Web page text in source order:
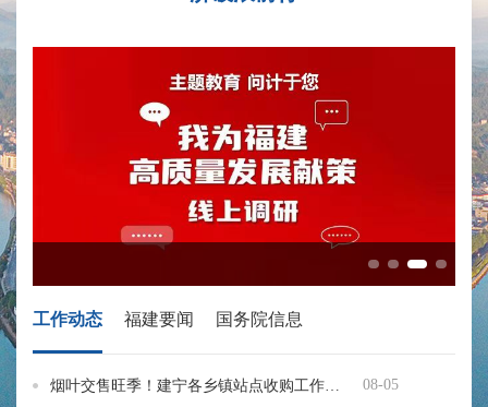
工作动态 福建要闻 国务院信息
08-05